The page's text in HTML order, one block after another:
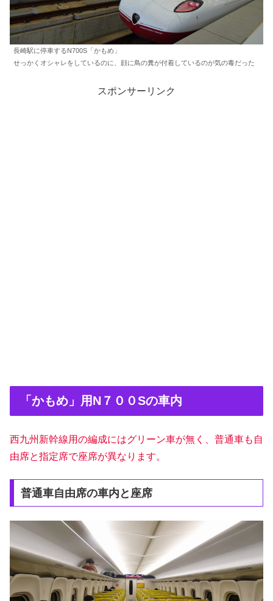
長崎駅に停車するN700S「かもめ」
せっかくオシャレをしているのに、顔に鳥の糞が付着しているのが気の毒だった
スポンサーリンク
「かもめ」用N７００Sの車内
西九州新幹線用の編成にはグリーン車が無く、普通車も自
由席と指定席で座席が異なります。
普通車自由席の車内と座席